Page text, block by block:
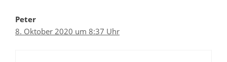
Peter
8. Oktober 2020 um 8:37 Uhr